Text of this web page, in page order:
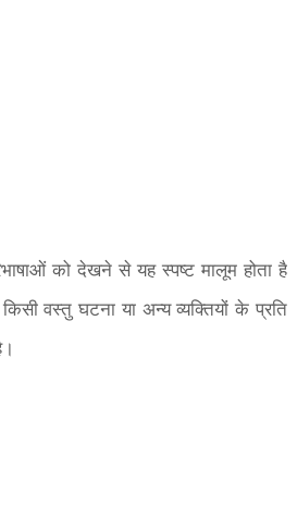
को देखने से यह स्पष्ट मालूम होता है
वस्तु घटना या अन्य व्यक्तियों के प्रति